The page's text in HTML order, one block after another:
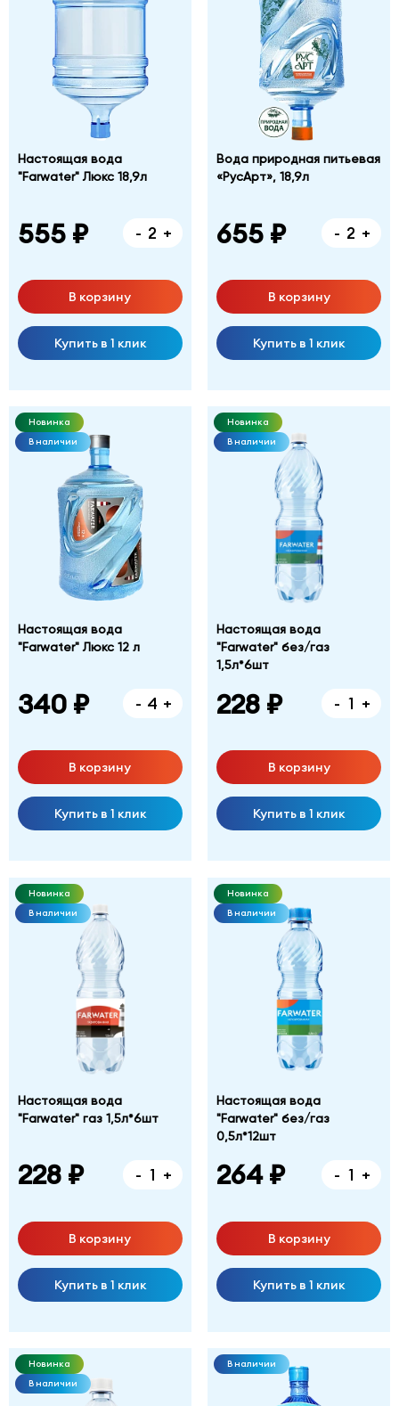
Настоящая вода
"Farwater" Люкс 18,9л
555 ₽ - +
В корзину
Купить в 1 клик
Вода природная питьевая
«РусАрт», 18,9л
655 ₽ - +
В корзину
Купить в 1 клик
Новинка
В наличии
Настоящая вода
"Farwater" Люкс 12 л
340 ₽ - +
В корзину
Купить в 1 клик
Новинка
В наличии
Настоящая вода
"Farwater" без/газ
1,5л*6шт
228 ₽ - +
В корзину
Купить в 1 клик
Новинка
В наличии
Настоящая вода
"Farwater" газ 1,5л*6шт
228 ₽ - +
В корзину
Купить в 1 клик
Новинка
В наличии
Настоящая вода
"Farwater" без/газ
0,5л*12шт
264 ₽ - +
В корзину
Купить в 1 клик
Новинка
В наличии
В наличии